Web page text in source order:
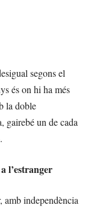
segons el
és on hi ha més
la doble
gairebé un de cada
l’estranger
amb independència